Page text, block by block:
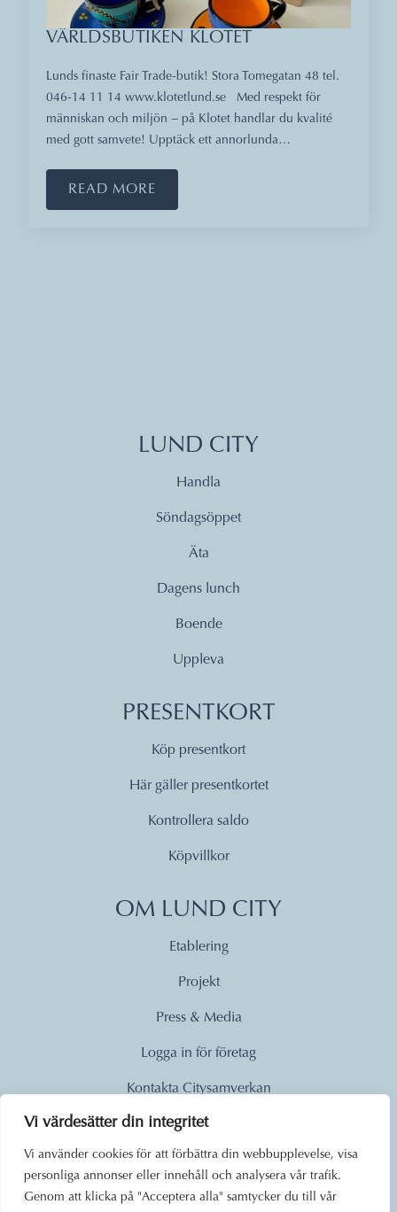
Vi värdesätter din integritet
Vi använder cookies för att förbättra din webbupplevelse, visa
personliga annonser eller innehåll och analysera vår trafik.
Genom att klicka på "Acceptera alla" samtycker du till vår
VÄRLDSBUTIKEN KLOTET
Lunds finaste Fair Trade-butik! Stora Tomegatan 48 tel.
046-14 11 14 www.klotetlund.se Med respekt för
människan och miljön − på Klotet handlar du kvalité
med gott samvete! Upptäck ett annorlunda…
READ MORE
LUND CITY
Handla
Söndagsöppet
Äta
Dagens lunch
Boende
Uppleva
PRESENTKORT
Köp presentkort
Här gäller presentkortet
Kontrollera saldo
Köpvillkor
OM LUND CITY
Etablering
Projekt
Press & Media
Logga in för företag
Kontakta Citysamverkan
Lund City. Alla rättigheter